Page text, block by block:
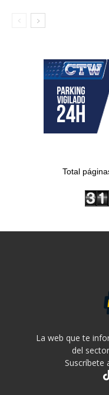
Total
La web que te
del
Suscríbete